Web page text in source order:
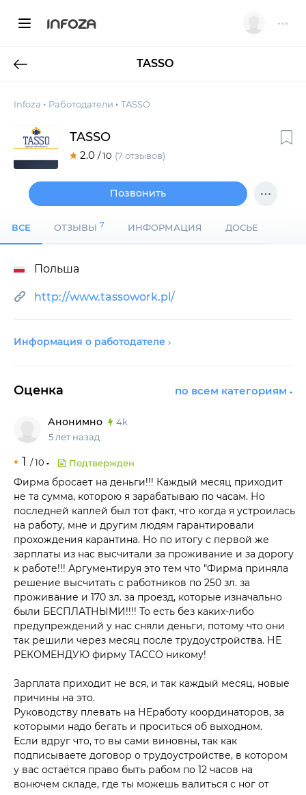
INFOZA
TASSO
Infoza Работодатели TASSO
TASSO
2.0 / 10 (7 отзывов)
Позвонить
ВСЕ ОТЗЫВЫ 7 ИНФОРМАЦИЯ ДОСЬЕ
Польша
http://www.tassowork.pl/
Информация о работодателе
Оценка по всем категориям
Анонимно
4k
5 лет назад
1 /10 Подтвержден
Фирма бросает на деньги!!! Каждый месяц приходит
не та сумма, которою я зарабатываю по часам. Но
последней каплей был тот факт, что когда я устроилась
на работу, мне и другим людям гарантировали
прохождения карантина. Но по итогу с первой же
зарплаты из нас высчитали за проживание и за дорогу
к работе!!! Аргументируя это тем что "Фирма приняла
решение высчитать с работников по 250 зл. за
проживание и 170 зл. за проезд, которые изначально
были БЕСПЛАТНЫМИ!!!! То есть без каких-либо
предупреждений у нас сняли деньги, потому что они
так решили через месяц после трудоустройства. НЕ
РЕКОМЕНДУЮ фирму ТАССО никому!
Зарплата приходит не вся, и так каждый месяц, новые
причины на это.
Руководству плевать на НЕработу координаторов, за
которыми надо бегать и проситься об выходном.
Если вдруг что, то вы сами виновны, так как
подписываете договор о трудоустройстве, в котором
у вас остаётся право быть рабом по 12 часов на
вонючем складе, где ты можешь валиться с ног от